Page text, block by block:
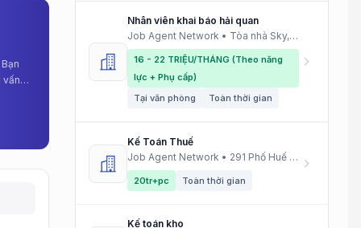
vấn
Nhân viên khai báo hải quan
Job Agent Network • Tòa nhà Sky, Nội Bài
16 - 22 TRIỆU/THÁNG (Theo năng
lực + Phụ cấp)
Tại văn phòng
Toàn thời gian
chevron_right
Kế Toán Thuế
Job Agent Network • 291 Phố Huế Hà Nội
20tr+pc Toàn thời gian
chevron_right
Kế toán kho